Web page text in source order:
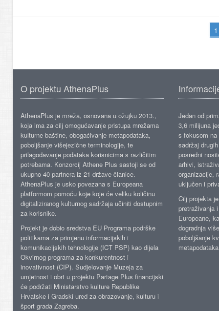
O projektu AthenaPlus
AthenaPlus je mreža, osnovana u ožujku 2013.,
koja ima za cilj omogućavanje pristupa mrežama
kulturne baštine, obogaćivanje metapodataka,
poboljšanje višejezične terminologije, te
prilagođavanje podataka korisnicima s različitim
potrebama. Konzorcij Athene Plus sastoji se od
ukupno 40 partnera iz 21 države članice.
AthenaPlus je usko povezana s Europeana
platformom pomoću koje koje će veliku količinu
digitaliziranog kulturnog sadržaja učiniti dostupnim
za korisnike.
Projekt je dobio sredstva EU Programa podrške
politikama za primjenu informacijskih i
komunikacijskih tehnologije (ICT PSP) kao dijela
Okvirnog programa za konkurentnost i
inovativnost (CIP). Sudjelovanje Muzeja za
umjetnost i obrt u projektu Partage Plus financijski
će podržati Ministarstvo kulture Republike
Hrvatske i Gradski ured za obrazovanje, kulturu i
šport grada Zagreba.
Jedan od
3,6 milijuna
s fokusom
sadržaj
posredni
arhivi,
organizacije,
uključen i
Cilj projekta
pretraživanja
Europeane,
dogradnja
poboljšanje